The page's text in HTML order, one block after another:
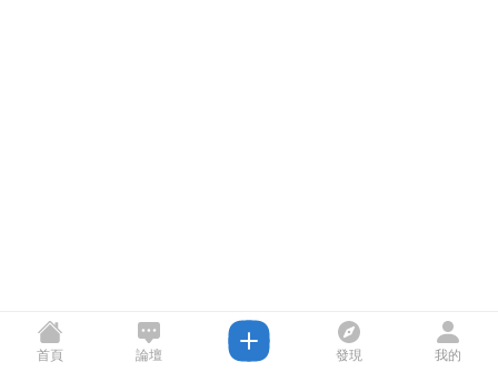
首頁 論壇 發現 我的